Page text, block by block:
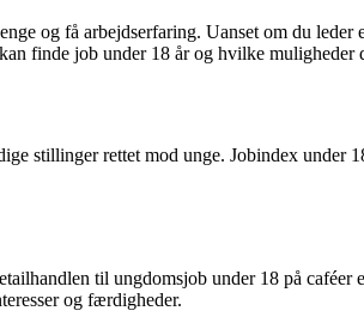
og få arbejdserfaring. Uanset om du
finde job under 18 år og hvilke muligheder
stillinger rettet mod unge. Jobindex
til ungdomsjob under 18 på caféer
og færdigheder.